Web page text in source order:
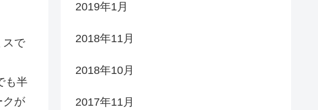
スで
も半
クが
2019年1月
2018年11月
2018年10月
2017年11月